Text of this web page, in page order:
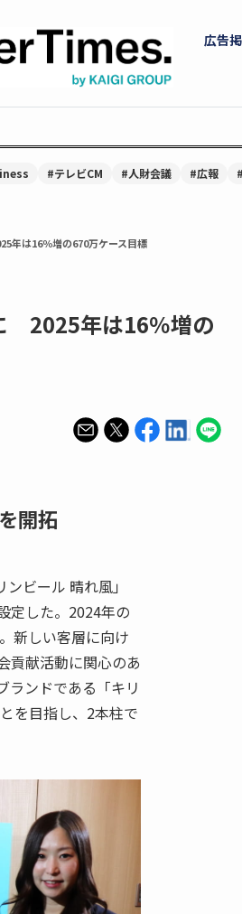
広告
#テレビCM #人財会議 #広報
年は16％増の670万ケース目標
2025年は16％増の
開拓
ビール 晴れ風」
定した。2024年の
新しい客層に向け
貢献活動に関心のあ
ランドである「キリ
を目指し、2本柱で